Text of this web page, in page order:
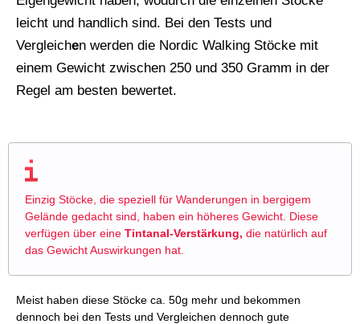
leicht und handlich sind. Bei den Tests und
Vergleichen werden die Nordic Walking Stöcke mit
einem Gewicht zwischen 250 und 350 Gramm in der
Regel am besten bewertet.
Einzig Stöcke, die speziell für Wanderungen in bergigem
Gelände gedacht sind, haben ein höheres Gewicht. Diese
verfügen über eine Tintanal-Verstärkung, die natürlich auf
das Gewicht Auswirkungen hat.
Meist haben diese Stöcke ca. 50g mehr und bekommen
dennoch bei den Tests und Vergleichen dennoch gute